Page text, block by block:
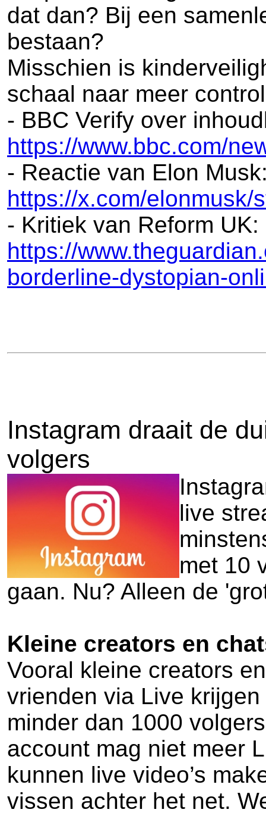
dat dan? Bij een
bestaan?
Misschien is
schaal naar meer
- BBC Verify over
https://www.bbc.com/
- Reactie van Elon
https://x.com/elonmusk/
- Kritiek van Reform UK:
https://
borderline-dystopian-
Instagram draait de
volgers
live
met 10
gaan. Nu? Alleen de
Kleine creators en
Vooral kleine creators
vrienden via Live
minder dan 1000
account mag niet meer
kunnen live video’s
vissen achter het net.